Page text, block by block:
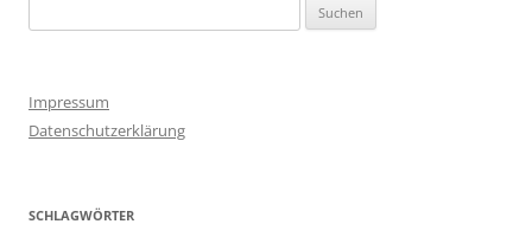
nach:
Impressum
Datenschutzerklärung
SCHLAGWÖRTER